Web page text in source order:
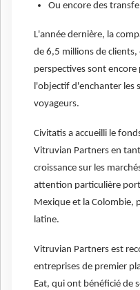
Ou encore des
L'année dernière, la
de 6,5 millions de
perspectives sont
l'objectif d'enchanter les
voyageurs.
Civitatis a accueilli le
Vitruvian Partners en
croissance sur les
attention particulière
Mexique et la Colombie,
latine.
Vitruvian Partners est
entreprises de premier
Eat, qui ont bénéficié de